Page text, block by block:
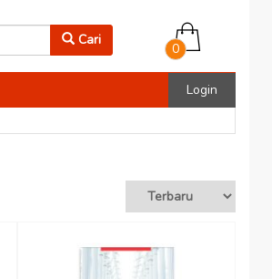
Cari
0
Login